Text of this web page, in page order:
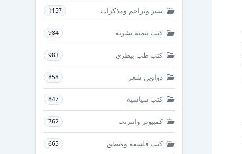
سير وتراجم ومذكرات 1157
كتب تنمية بشرية 984
كتب طب بيطرى 983
دواوين شعر 858
كتب سياسية 847
كمبيوتر وانترنت 762
كتب فلسفة ومنطق 665